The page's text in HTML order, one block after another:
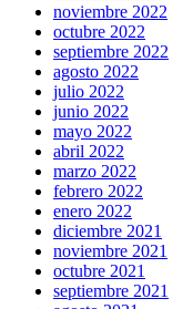
noviembre 2022
octubre 2022
septiembre 2022
agosto 2022
julio 2022
junio 2022
mayo 2022
abril 2022
marzo 2022
febrero 2022
enero 2022
diciembre 2021
noviembre 2021
octubre 2021
septiembre 2021